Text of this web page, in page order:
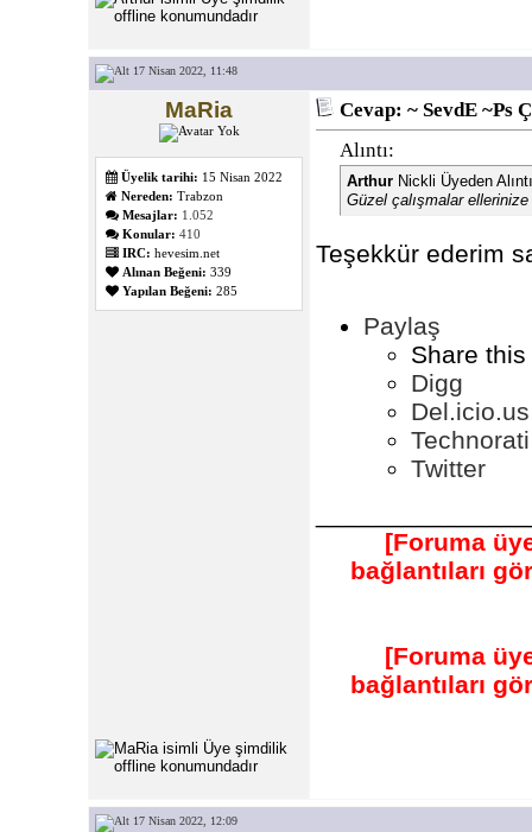
17 Nisan 2022, 11:48
MaRia
Üyelik tarihi: 15 Nisan 2022
Nereden: Trabzon
Mesajlar: 1.052
Konular: 410
IRC: hevesim.net
Alınan Beğeni: 339
Yapılan Beğeni: 285
Cevap: ~ SevdE ~Ps
Alıntı:
Arthur Nickli Üyeden
Güzel çalışmalar
Teşekkür ederim
Paylaş
Share
Digg
Del.icio.us
Technorati
Twitter
[Foruma
bağlantıları
[Foruma
bağlantıları
17 Nisan 2022, 12:09